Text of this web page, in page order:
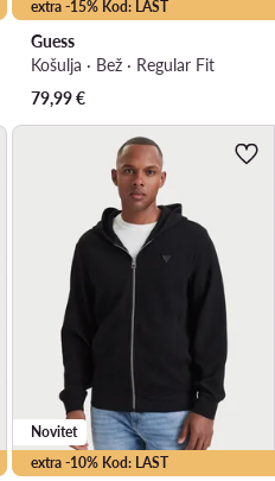
extra -15% Kod: LAST
Guess
Košulja · Bež · Regular Fit
79,99€
extra -10% Kod: LAST
Novitet